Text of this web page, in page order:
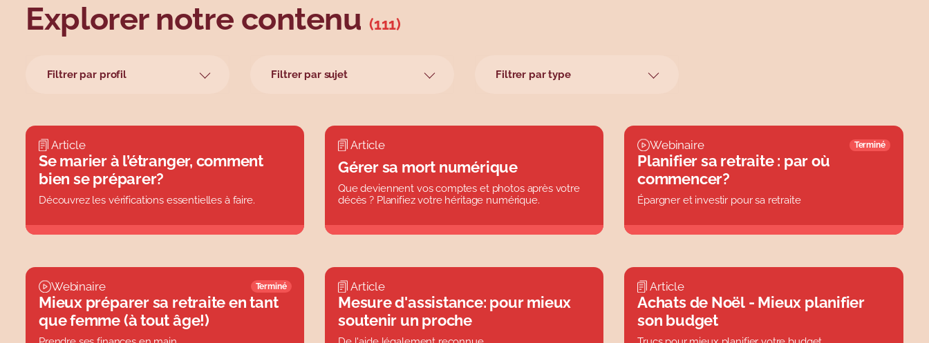
Explorer notre contenu(111)
Filtrer par profil
Ainés
Parents
Personnes en couple
Tous
Filtrer par sujet
Achats en ligne
Automobiles
Évènements de vie
Finances personnelles
Fraudes et abus
Filtrer par type
Article
Balado
Guide
Webinaire
Article
Se marier à l’étranger, comment
bien se préparer?
Découvrez les vérifications essentielles à faire.
Article
Gérer sa mort numérique
Que deviennent vos comptes et photos après votre
décès ? Planifiez votre héritage numérique.
Webinaire Terminé
Planifier sa retraite : par où
commencer?
Épargner et investir pour sa retraite
Webinaire Terminé
Mieux préparer sa retraite en tant
que femme (à tout âge!)
Article
Mesure d'assistance: pour mieux
soutenir un proche
Article
Achats de Noël - Mieux planifier
son budget